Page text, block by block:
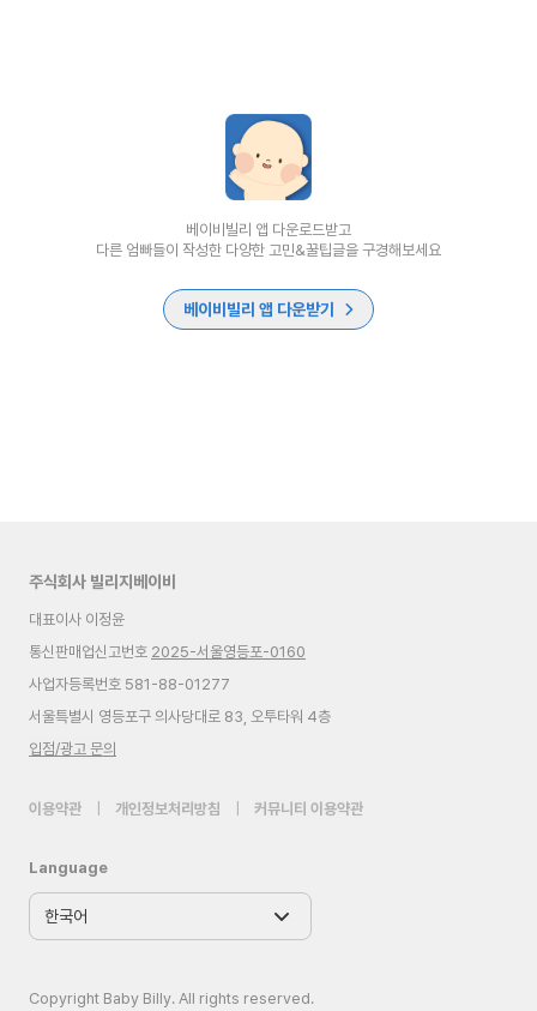
베이비빌리 앱 다운로드받고
다른 엄빠들이 작성한 다양한 고민&꿀팁글을 구경해보세요
베이비빌리 앱 다운받기
주식회사 빌리지베이비
대표이사 이정윤
통신판매업신고번호 2025-서울영등포-0160
사업자등록번호 581-88-01277
서울특별시 영등포구 의사당대로 83, 오투타워 4층
입점/광고 문의
이용약관 개인정보처리방침 커뮤니티 이용약관
Language
Copyright Baby Billy. All rights reserved.